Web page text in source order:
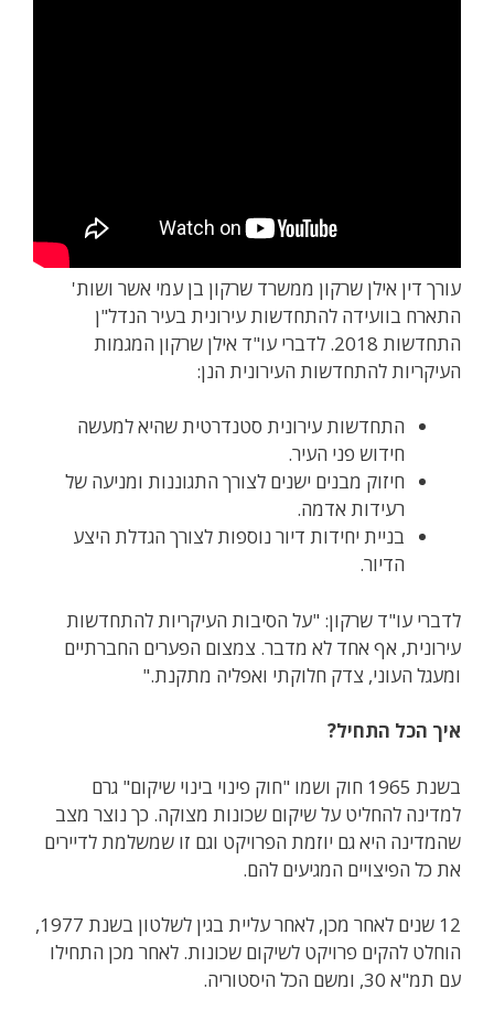
עורך דין אילן שרקון ממשרד שרקון בן עמי אשר ושות'
התארח בוועידה להתחדשות עירונית בעיר הנדל"ן
התחדשות 2018. לדברי עו"ד אילן שרקון המגמות
העיקריות להתחדשות העירונית הנן:
התחדשות עירונית סטנדרטית שהיא למעשה
חידוש פני העיר.
חיזוק מבנים ישנים לצורך התגוננות ומניעה של
רעידות אדמה.
בניית יחידות דיור נוספות לצורך הגדלת היצע
הדיור.
לדברי עו"ד שרקון: "על הסיבות העיקריות להתחדשות
עירונית, אף אחד לא מדבר. צמצום הפערים החברתיים
ומעגל העוני, צדק חלוקתי ואפליה מתקנת."
איך הכל התחיל?
בשנת 1965 חוק ושמו "חוק פינוי בינוי שיקום" גרם
למדינה להחליט על שיקום שכונות מצוקה. כך נוצר מצב
שהמדינה היא גם יוזמת הפרויקט וגם זו שמשלמת לדיירים
את כל הפיצויים המגיעים להם.
12 שנים לאחר מכן, לאחר עליית בגין לשלטון בשנת 1977,
הוחלט להקים פרויקט לשיקום שכונות. לאחר מכן התחילו
עם תמ"א 30, ומשם הכל היסטוריה.